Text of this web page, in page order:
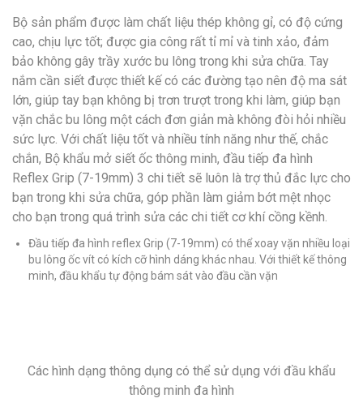
Bộ sản phẩm được làm chất liệu thép không gỉ, có độ cứng
cao, chịu lực tốt; được gia công rất tỉ mỉ và tinh xảo, đảm
bảo không gây trầy xước bu lông trong khi sửa chữa. Tay
nắm cần siết được thiết kế có các đường tạo nên độ ma sát
lớn, giúp tay bạn không bị trơn trượt trong khi làm, giúp bạn
vặn chắc bu lông một cách đơn giản mà không đòi hỏi nhiều
sức lực. Với chất liệu tốt và nhiều tính năng như thế, chắc
chắn, Bộ khẩu mở siết ốc thông minh, đầu tiếp đa hình
Reflex Grip (7-19mm) 3 chi tiết sẽ luôn là trợ thủ đắc lực cho
bạn trong khi sửa chữa, góp phần làm giảm bớt mệt nhọc
cho bạn trong quá trình sửa các chi tiết cơ khí cồng kềnh.
Đầu tiếp đa hình reflex Grip (7-19mm) có thể xoay vặn nhiều loại
bu lông ốc vít có kích cỡ hình dáng khác nhau. Với thiết kế thông
minh, đầu khẩu tự động bám sát vào đầu cần vặn
Các hình dạng thông dụng có thể sử dụng với đầu khẩu
thông minh đa hình